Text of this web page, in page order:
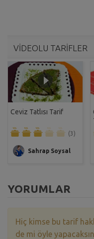
VİDEOLU TARİFLER
Ceviz Tatlısı Tarif
(3)
Sahrap Soysal
YORUMLAR
Hiç kimse bu tarif
de mi öyle